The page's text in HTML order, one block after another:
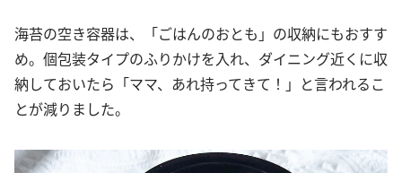
海苔の空き容器は、「ごはんのおとも」の収納にもおすす
め。個包装タイプのふりかけを入れ、ダイニング近くに収
納しておいたら「ママ、あれ持ってきて！」と言われるこ
とが減りました。